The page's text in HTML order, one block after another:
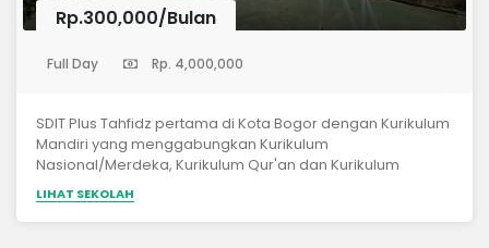
Rp.300,000/Bulan
Full Day Rp. 4,000,000
SDIT Plus Tahfidz pertama di Kota Bogor dengan Kurikulum
Mandiri yang menggabungkan Kurikulum
Nasional/Merdeka, Kurikulum Qur'an dan Kurikulum
Pendidikan Karakter Nabawi Berbasis Fitrah.
LIHAT SEKOLAH